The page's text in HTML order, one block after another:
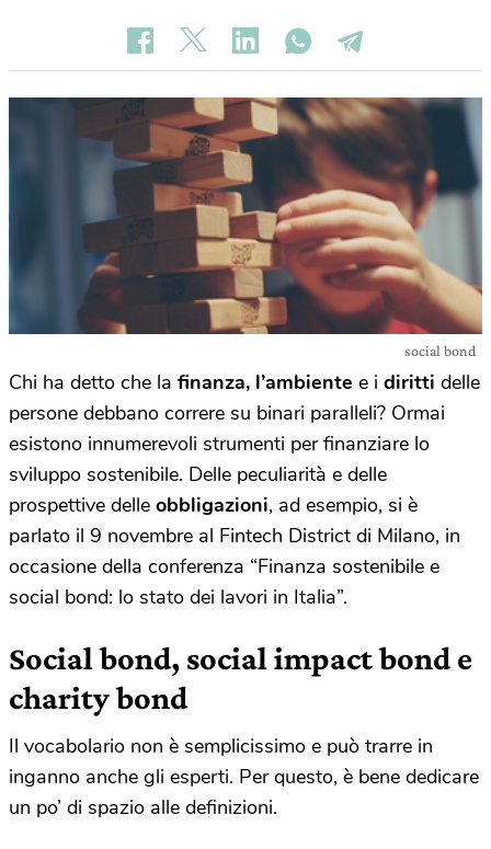
social bond
Chi ha detto che la finanza, l’ambiente e i diritti delle
persone debbano correre su binari paralleli? Ormai
esistono innumerevoli strumenti per finanziare lo
sviluppo sostenibile. Delle peculiarità e delle
prospettive delle obbligazioni, ad esempio, si è
parlato il 9 novembre al Fintech District di Milano, in
occasione della conferenza “Finanza sostenibile e
social bond: lo stato dei lavori in Italia”.
Social bond, social impact bond e
charity bond
Il vocabolario non è semplicissimo e può trarre in
inganno anche gli esperti. Per questo, è bene dedicare
un po’ di spazio alle definizioni.